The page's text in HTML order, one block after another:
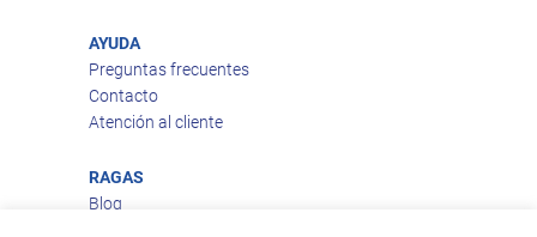
AYUDA
Preguntas frecuentes
Contacto
Atención al cliente
RAGAS
Blog